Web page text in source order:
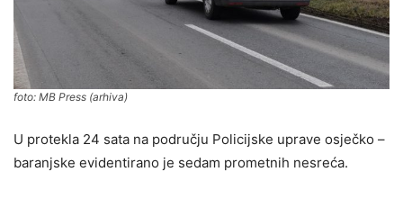
foto: MB Press (arhiva)
U protekla 24 sata na području Policijske uprave osječko –
baranjske evidentirano je sedam prometnih nesreća.